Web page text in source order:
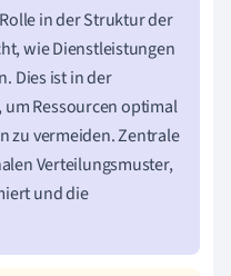
in der Struktur der
wie Dienstleistungen
Dies ist in der
Ressourcen optimal
zu vermeiden. Zentrale
Verteilungsmuster,
und die